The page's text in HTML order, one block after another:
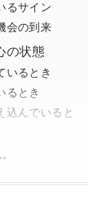
るサイン
会の到来
の状態
いるとき
るとき
込んでいると